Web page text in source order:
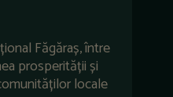
Făgăraș, între
prosperității și
locale